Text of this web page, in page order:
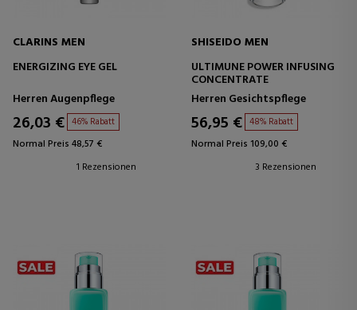
CLARINS MEN
ENERGIZING EYE GEL
Herren Augenpflege
26,03 € 46% Rabatt
Normal Preis 48,57 €
1 Rezensionen
SHISEIDO MEN
ULTIMUNE POWER INFUSING
CONCENTRATE
Herren Gesichtspflege
56,95 € 48% Rabatt
Normal Preis 109,00 €
3 Rezensionen